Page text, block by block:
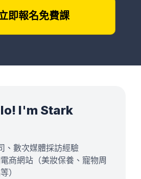
即報名免費課
I'm Stark
、數次媒體採訪經驗
商網站（美妝保養、寵物周
）